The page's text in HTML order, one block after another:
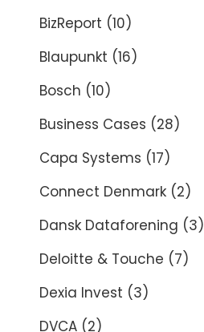
BizReport (10)
Blaupunkt (16)
Bosch (10)
Business Cases (28)
Capa Systems (17)
Connect Denmark (2)
Dansk Dataforening (3)
Deloitte & Touche (7)
Dexia Invest (3)
DVCA (2)